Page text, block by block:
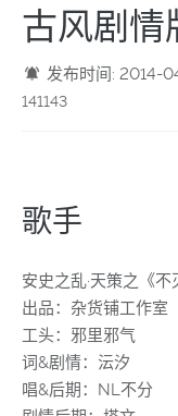
古风剧情
发布时间: 2014-
141143
歌手
安史之乱·天策之《不
出品：杂货铺工作室
工头：邪里邪气
词&剧情：沄汐
唱&后期：NL不分